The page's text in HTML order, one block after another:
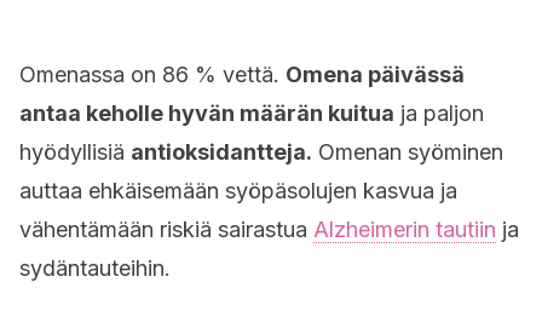
Omenassa on 86 % vettä. Omena päivässä
antaa keholle hyvän määrän kuitua ja paljon
hyödyllisiä antioksidantteja. Omenan syöminen
auttaa ehkäisemään syöpäsolujen kasvua ja
vähentämään riskiä sairastua Alzheimerin tautiin ja
sydäntauteihin.